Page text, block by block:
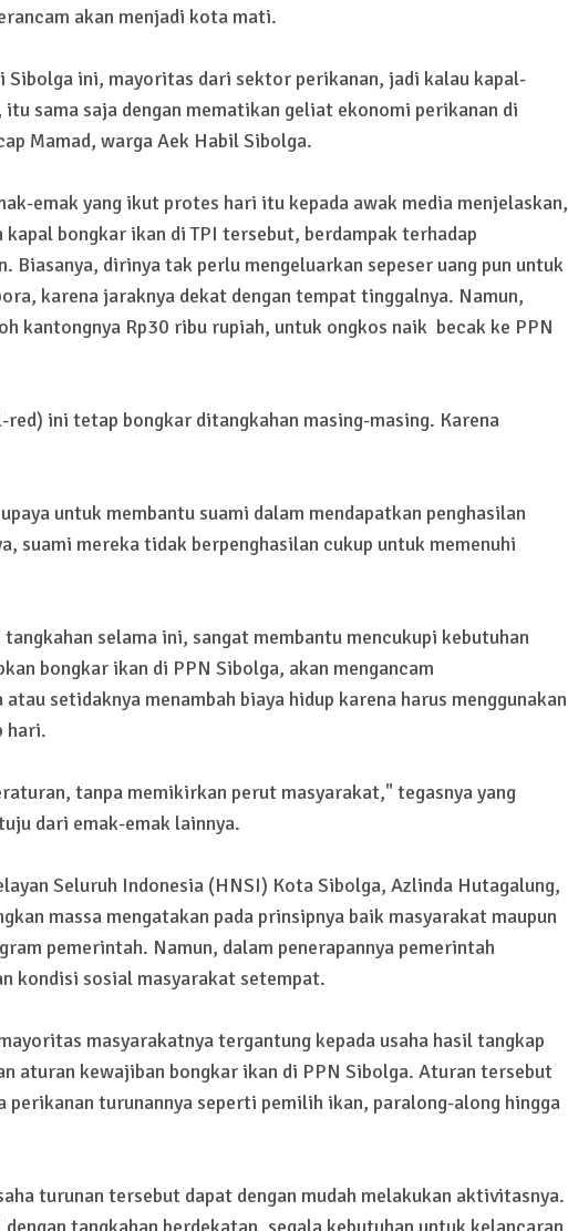
akan menjadi kota mati.
Sibolga ini, mayoritas dari sektor perikanan, jadi kalau kapal-
sama saja dengan mematikan geliat ekonomi perikanan di
Mamad, warga Aek Habil Sibolga.
emak yang ikut protes hari itu kepada awak media menjelaskan,
bongkar ikan di TPI tersebut, berdampak terhadap
Biasanya, dirinya tak perlu mengeluarkan sepeser uang pun untuk
karena jaraknya dekat dengan tempat tinggalnya. Namun,
kantongnya Rp30 ribu rupiah, untuk ongkos naik becak ke PPN
ini tetap bongkar ditangkahan masing-masing. Karena
untuk membantu suami dalam mendapatkan penghasilan
suami mereka tidak berpenghasilan cukup untuk memenuhi
selama ini, sangat membantu mencukupi kebutuhan
bongkar ikan di PPN Sibolga, akan mengancam
setidaknya menambah biaya hidup karena harus menggunakan
hari.
tanpa memikirkan perut masyarakat," tegasnya yang
dari emak-emak lainnya.
Seluruh Indonesia (HNSI) Kota Sibolga, Azlinda Hutagalung,
massa mengatakan pada prinsipnya baik masyarakat maupun
pemerintah. Namun, dalam penerapannya pemerintah
kondisi sosial masyarakat setempat.
masyarakatnya tergantung kepada usaha hasil tangkap
aturan kewajiban bongkar ikan di PPN Sibolga. Aturan tersebut
perikanan turunannya seperti pemilih ikan, paralong-along hingga
turunan tersebut dapat dengan mudah melakukan aktivitasnya.